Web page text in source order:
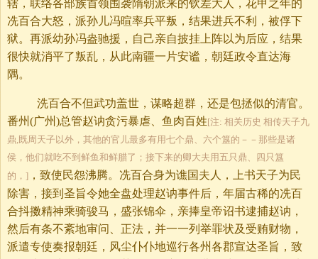
辖，联络各部族首领围袭隋朝派来的钦差大人，花甲之年的
冼百合大怒，派孙儿冯暄率兵平叛，结果进兵不利，被俘下
狱。再派幼孙冯盎驰援，自己亲自披挂上阵以为后应，结果
很快就消平了叛乱，从此南疆一片安谧，朝廷政令直达海
隅。
洗百合不但武功盖世，谋略超群，还是包拯似的清官。
番州(广州)总管赵讷贪污暴虐、鱼肉百姓[注: 相关历史 相传天子九
鼎,既周天子以外，其他的官儿最多有用七个鼎、六个簋的－－那些是诸
侯，他们就吃不到鲜鱼和鲜腊了；接下来的卿大夫用五只鼎、四只簋
的，] ，致使民怨沸腾。冼百合身为谯国夫人，上书天子为民
除害，接到圣旨令她全盘处理赵讷事件后，年届古稀的冼百
合抖擞精神乘骑骏马，盛张锦伞，亲捧皇帝诏书逮捕赵讷，
然后有条不紊地审问、正法，并一一列举罪状及受贿财物，
派遣专使奏报朝廷，风尘仆仆地巡行各州各郡宣达圣旨，致